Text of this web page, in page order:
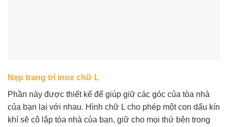
Nẹp trang trí inox chữ L
Phần này được thiết kế để giúp giữ các góc của tòa nhà
của bạn lại với nhau. Hình chữ L cho phép một con dấu kín
khí sẽ cô lập tòa nhà của bạn, giữ cho mọi thứ bên trong